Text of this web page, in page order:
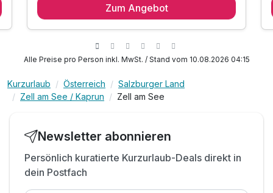
inkl. Zell am See/Kaprun Sommerkarte*
inkl. uneinsehbarer Sonnenterrasse mit 360°
inkl. Endreinigung
inkl. Parkplatz in der Garage
Zum Angebot
Alle Preise pro Person inkl. MwSt. / Stand vom 10.08.2026 04:15
Kurzurlaub Österreich
Salzburger Land
Zell am See / Kaprun
Zell am See
Newsletter abonnieren
Persönlich kuratierte Kurzurlaub-Deals direkt in
dein Postfach